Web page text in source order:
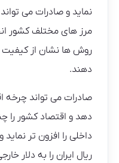
نماید و صادرات می
مرز های مختلف کشور
روش ها نشان از کیفیت
دهند.
صادرات می تواند چرخه
دهد و اقتصاد کشور را
داخلی را افزون تر
ریال ایران را به دلار